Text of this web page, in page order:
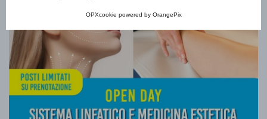
OPXcookie powered by OrangePix